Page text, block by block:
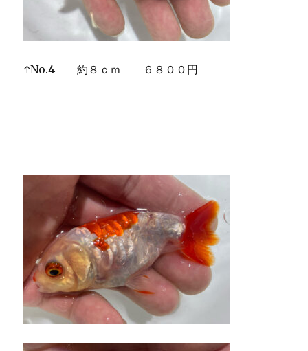
↑No.4 約８ｃｍ ６８００円